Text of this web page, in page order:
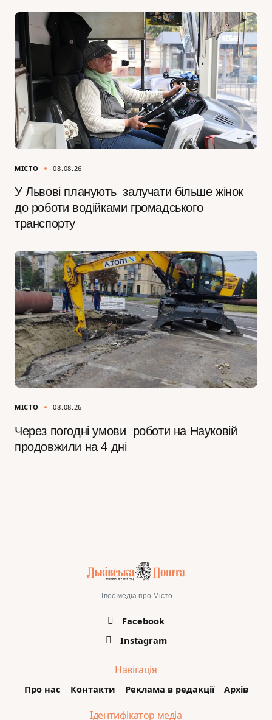
МІСТО 08.08.26
У Львові планують залучати більше жінок
до роботи водійками громадського
транспорту
МІСТО 08.08.26
Через погодні умови роботи на Науковій
продовжили на 4 дні
Твоє медіа про Місто
Facebook
Instagram
Навігація
Про нас Контакти Реклама в редакції Архів
Ідентифікатор медіа